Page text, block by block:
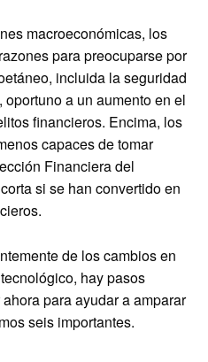
macroeconómicas, los
para preocuparse por
incluida la seguridad
a un aumento en el
financieros. Encima, los
capaces de tomar
Financiera del
si se han convertido en
de los cambios en
hay pasos
para ayudar a amparar
seis importantes.